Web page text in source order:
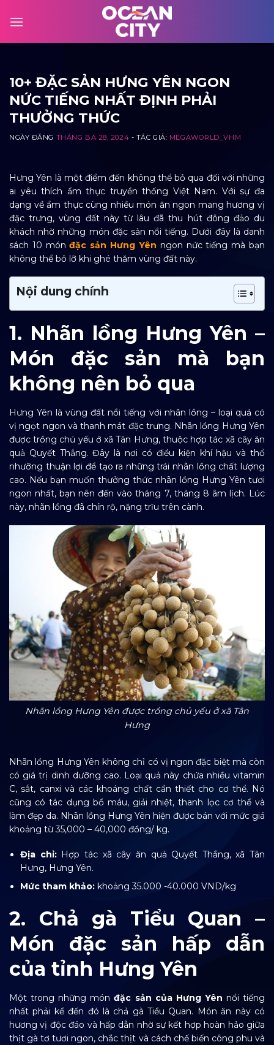
10+ ĐẶC SẢN HƯNG YÊN NGON
NỨC TIẾNG NHẤT ĐỊNH PHẢI
THƯỞNG THỨC
NGÀY ĐĂNG THÁNG BA 28, 2024 - TÁC GIẢ: MEGAWORLD_VHM
Hưng Yên là một điểm đến không thể bỏ qua đối với những
ai yêu thích ẩm thực truyền thống Việt Nam. Với sự đa
dạng về ẩm thực cùng nhiều món ăn ngon mang hương vị
đặc trưng, vùng đất này từ lâu đã thu hút đông đảo du
khách nhờ những món đặc sản nổi tiếng. Dưới đây là danh
sách 10 mónđặc sản Hưng Yên ngon nức tiếng mà bạn
không thể bỏ lỡ khi ghé thăm vùng đất này.
Nội dung chính
1. Nhãn lồng Hưng Yên –
Món đặc sản mà bạn
không nên bỏ qua
Hưng Yên là vùng đất nổi tiếng với nhãn lồng – loại quả có
vị ngọt ngon và thanh mát đặc trưng. Nhãn lồng Hưng Yên
được trồng chủ yếu ở xã Tân Hưng, thuộc hợp tác xã cây ăn
quả Quyết Thắng. Đây là nơi có điều kiện khí hậu và thổ
nhưỡng thuận lợi để tạo ra những trái nhãn lồng chất lượng
cao. Nếu bạn muốn thưởng thức nhãn lồng Hưng Yên tươi
ngon nhất, bạn nên đến vào tháng 7, tháng 8 âm lịch. Lúc
này, nhãn lồng đã chín rộ, nặng trĩu trên cành.
Nhãn lồng Hưng Yên được trồng chủ yếu ở xã Tân
Hưng
Nhãn lồng Hưng Yên không chỉ có vị ngon đặc biệt mà còn
có giá trị dinh dưỡng cao. Loại quả này chứa nhiều vitamin
C, sắt, canxi và các khoáng chất cần thiết cho cơ thể. Nó
cũng có tác dụng bổ máu, giải nhiệt, thanh lọc cơ thể và
làm đẹp da. Nhãn lồng Hưng Yên hiện được bán với mức giá
khoảng từ 35,000 – 40,000 đồng/ kg.
Địa chỉ:Hợp tác xã cây ăn quả Quyết Thắng, xã Tân
Hưng, Hưng Yên.
Mức tham khảo: khoảng 35.000 -40.000 VND/kg
2. Chả gà Tiểu Quan –
Món đặc sản hấp dẫn
của tỉnh Hưng Yên
Một trong những mónđặc sản của Hưng Yên nổi tiếng
nhất phải kể đến đó là chả gà Tiểu Quan. Món ăn này có
hương vị độc đáo và hấp dẫn nhờ sự kết hợp hoàn hảo giữa
thịt gà tơ tươi ngon, chắc thịt và cách chế biến công phu và